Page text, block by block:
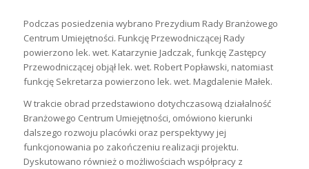
Podczas posiedzenia wybrano Prezydium Rady Branżowego
Centrum Umiejętności. Funkcję Przewodniczącej Rady
powierzono lek. wet. Katarzynie Jadczak, funkcję Zastępcy
Przewodniczącej objął lek. wet. Robert Popławski, natomiast
funkcję Sekretarza powierzono lek. wet. Magdalenie Małek.
W trakcie obrad przedstawiono dotychczasową działalność
Branżowego Centrum Umiejętności, omówiono kierunki
dalszego rozwoju placówki oraz perspektywy jej
funkcjonowania po zakończeniu realizacji projektu.
Dyskutowano również o możliwościach współpracy z